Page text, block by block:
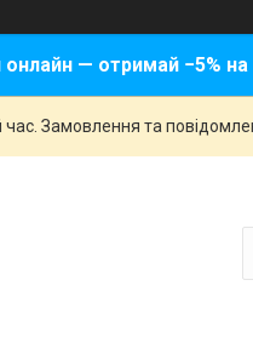
онлайн — отримай −5%
час. Замовлення та